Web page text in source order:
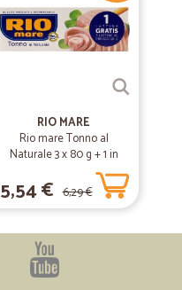
RIO MARE
Rio mare Tonno al
Naturale 3 x 80 g + 1 in
5,54 € 6,29 €